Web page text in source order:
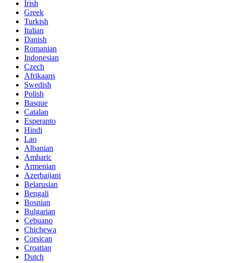
Irish
Greek
Turkish
Italian
Danish
Romanian
Indonesian
Czech
Afrikaans
Swedish
Polish
Basque
Catalan
Esperanto
Hindi
Lao
Albanian
Amharic
Armenian
Azerbaijani
Belarusian
Bengali
Bosnian
Bulgarian
Cebuano
Chichewa
Corsican
Croatian
Dutch